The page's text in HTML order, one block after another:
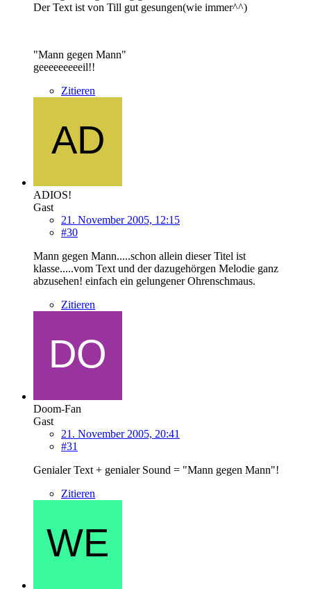
Der Text ist von Till gut gesungen(wie immer^^)
"Mann gegen Mann"
geeeeeeeeeil!!
Zitieren
ADIOS!
Gast
21. November 2005, 12:15
#30
Mann gegen Mann.....schon allein dieser Titel ist
klasse.....vom Text und der dazugehörgen Melodie ganz
abzusehen! einfach ein gelungener Ohrenschmaus.
Zitieren
Doom-Fan
Gast
21. November 2005, 20:41
#31
Genialer Text + genialer Sound = "Mann gegen Mann"!
Zitieren